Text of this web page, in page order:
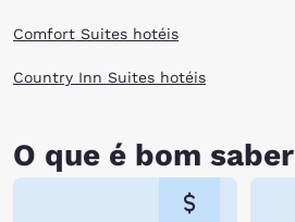
Comfort Suites hotéis
Country Inn Suites hotéis
O que é bom saber